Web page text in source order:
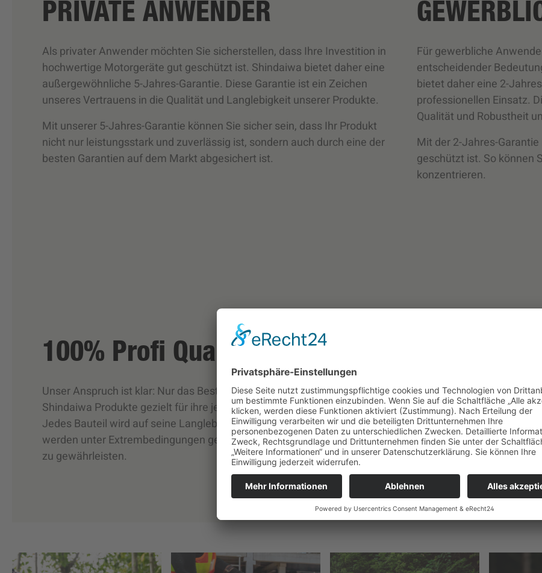
PRIVATE ANWENDER
Als privater Anwender möchten Sie sicherstellen, dass Ihre Investition in
hochwertige Motorgeräte gut geschützt ist. Shindaiwa bietet daher eine
außergewöhnliche 5-Jahres-Garantie. Diese Garantie ist ein Zeichen
unseres Vertrauens in die Qualität und Langlebigkeit unserer Produkte.
Mit unserer 5-Jahres-Garantie können Sie sicher sein, dass Ihr Produkt
nicht nur leistungsstark und zuverlässig ist, sondern auch durch eine der
besten Garantien auf dem Markt abgesichert ist.
Für gewerbliche
entscheidender
bietet daher eine 2-
professionellen Einsatz.
Qualität und Robustheit
Mit der 2-Jahres-
geschützt ist. So können
konzentrieren.
100% Profi Qualität
Unser Anspruch ist klar: Nur das Beste ist gut genug. Daher werden
Shindaiwa Produkte gezielt für ihre jeweiligen Einsatzgebiete entwickelt.
Jedes Bauteil wird auf seine Langlebigkeit geprüft. Unsere Produkte
werden unter Extrembedingungen getestet, um die bestmögliche Qualität
zu gewährleisten.
Japan
Japanische Geräte
langlebig und zuverlässig
kommen, wenn man an
Standard lässt sich
anwenden.